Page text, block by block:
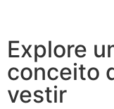
Explore
conceito
vestir